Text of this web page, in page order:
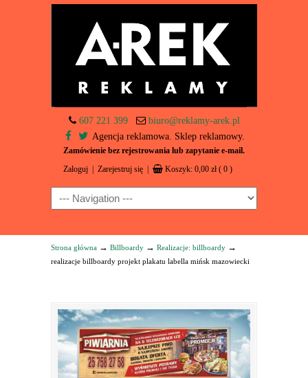
607 221 399
biuro@reklamy-arek.pl
Agencja reklamowa. Sklep reklamowy.
Zamówienie bez rejestrowania lub zapytanie e-mail.
Zaloguj Zarejestruj się Koszyk: 0,00 zł ( 0 )
Navigation
Strona główna → Billboardy → Realizacje: billboardy →
realizacje billboardy projekt plakatu labella mińsk mazowiecki